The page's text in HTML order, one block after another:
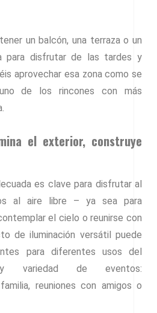
un balcón, una terraza o un
para disfrutar de las tardes y
aprovechar esa zona como se
de los rincones con más
el exterior, construye
es clave para disfrutar al
al aire libre – ya sea para
el cielo o reunirse con
de iluminación versátil puede
para diferentes usos del
variedad de eventos:
reuniones con amigos o